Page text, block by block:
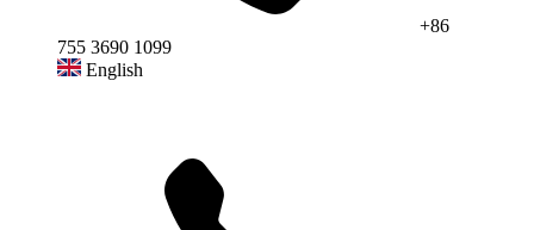
+86
755 3690 1099
English